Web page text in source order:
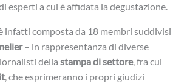
esperti a cui è affidata la degustazione.
infatti composta da 18 membri suddivisi
– in rappresentanza di diverse
della stampa di settore, fra cui
, che esprimeranno i propri giudizi